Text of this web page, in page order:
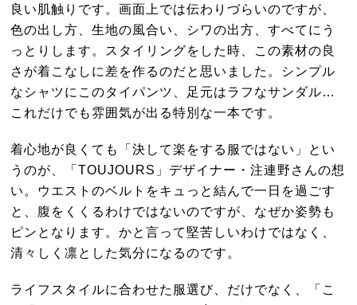
良い肌触りです。画面上では伝わりづらいのですが、
色の出し方、生地の風合い、シワの出方、すべてにう
っとりします。スタイリングをした時、この素材の良
さが着こなしに差を作るのだと思いました。シンプル
なシャツにこのタイパンツ、足元はラフなサンダル…
これだけでも雰囲気が出る特別な一本です。
着心地が良くても「決して楽をする服ではない」とい
うのが、「TOUJOURS」デザイナー・注連野さんの想
い。ウエストのベルトをキュっと結んで一日を過ごす
と、腹をくくるわけではないのですが、なぜか姿勢も
ピンとなります。かと言って堅苦しいわけではなく、
清々しく凛とした気分になるのです。
ライフスタイルに合わせた服選び、だけでなく、「こ